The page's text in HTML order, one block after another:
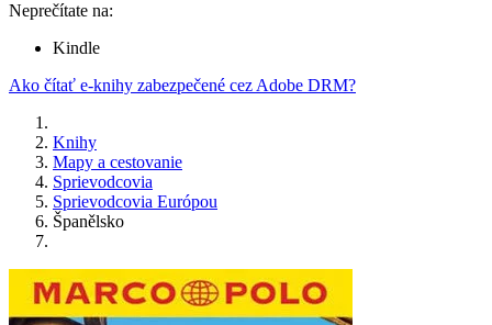
Neprečítate na:
Kindle
Ako čítať e-knihy zabezpečené cez Adobe DRM?
Knihy
Mapy a cestovanie
Sprievodcovia
Sprievodcovia Európou
Španělsko